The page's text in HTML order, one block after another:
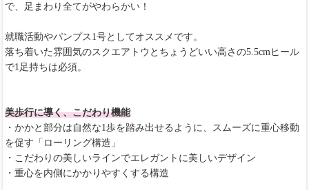
で、足まわり全てがやわらかい！
就職活動やパンプス1号としてオススメです。
落ち着いた雰囲気のスクエアトウとちょうどいい高さの5.5cmヒール
で1足持ちは必須。
美歩行に導く、こだわり機能
・かかと部分は自然な1歩を踏み出せるように、スムーズに重心移動
を促す「ローリング構造」
・こだわりの美しいラインでエレガントに美しいデザイン
・重心を内側にかかりやすくする構造